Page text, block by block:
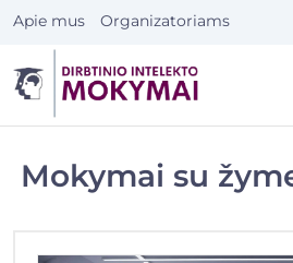
Eiti
turinio
Apie mus Organizatoriams
Mokymai su